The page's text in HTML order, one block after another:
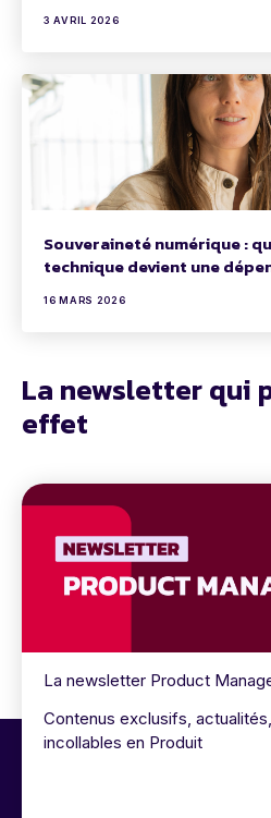
3 AVRIL 2026
Souveraineté numérique :
technique devient une
16 MARS 2026
La newsletter qui
effet
La newsletter Product
Contenus exclusifs,
incollables en Produit